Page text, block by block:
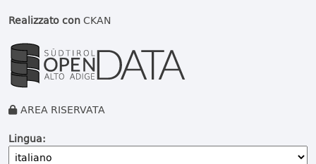
Realizzato conCKAN
AREA RISERVATA
Lingua